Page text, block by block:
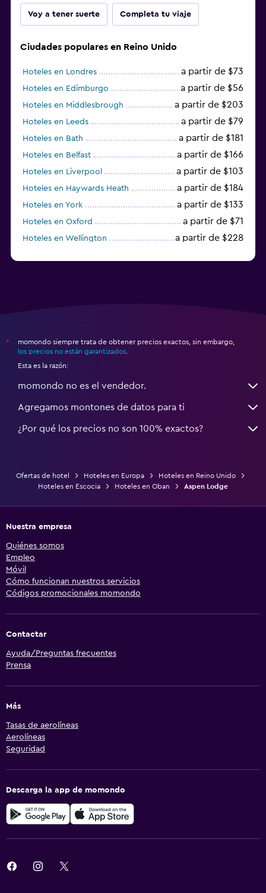
Voy a tener suerte Completa tu viaje
Ciudades populares en Reino Unido
Hoteles en Londres a partir de $73
Hoteles en Edimburgo a partir de $56
Hoteles en Middlesbrough a partir de $203
Hoteles en Leeds a partir de $79
Hoteles en Bath a partir de $181
Hoteles en Belfast a partir de $166
Hoteles en Liverpool a partir de $103
Hoteles en Haywards Heath a partir de $184
Hoteles en York a partir de $133
Hoteles en Oxford a partir de $71
Hoteles en Wellington a partir de $228
*
momondo siempre trata de obtener precios exactos, sin embargo,
los precios no están garantizados
Esta es la razón:
momondo no es el vendedor.
Agregamos montones de datos para ti
¿Por qué los precios no son 100% exactos?
Ofertas de hotel Hoteles en Europa
Hoteles en Reino Unido
Hoteles en Escocia
Hoteles en Oban Aspen Lodge
Nuestra empresa
Quiénes somos
Empleo
Móvil
Cómo funcionan nuestros servicios
Códigos promocionales momondo
Contactar
Ayuda/Preguntas frecuentes
Prensa
Más
Tasas de aerolíneas
Aerolíneas
Seguridad
Descarga la app de momondo